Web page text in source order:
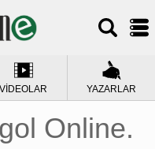
VİDEOLAR YAZARLAR
Online.